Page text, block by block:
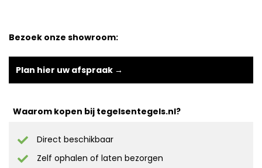
Bezoek onze showroom:
Plan hier uw afspraak →
Waarom kopen bij tegelsentegels.nl?
Direct beschikbaar
Zelf ophalen of laten bezorgen